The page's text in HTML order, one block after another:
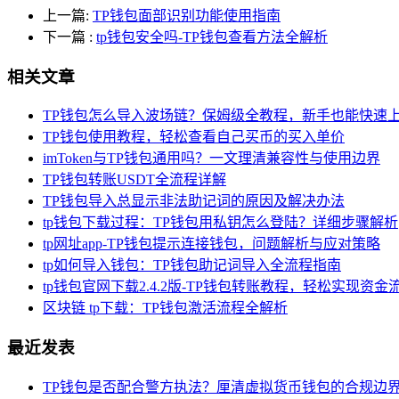
上一篇: TP钱包面部识别功能使用指南
下一篇 : tp钱包安全吗-TP钱包查看方法全解析
相关文章
TP钱包怎么导入波场链？保姆级全教程，新手也能快速
TP钱包使用教程，轻松查看自己买币的买入单价
imToken与TP钱包通用吗？一文理清兼容性与使用边界
TP钱包转账USDT全流程详解
TP钱包导入总显示非法助记词的原因及解决办法
tp钱包下载过程：TP钱包用私钥怎么登陆？详细步骤解析
tp网址app-TP钱包提示连接钱包，问题解析与应对策略
tp如何导入钱包：TP钱包助记词导入全流程指南
tp钱包官网下载2.4.2版-TP钱包转账教程，轻松实现资金
区块链 tp下载：TP钱包激活流程全解析
最近发表
TP钱包是否配合警方执法？厘清虚拟货币钱包的合规边